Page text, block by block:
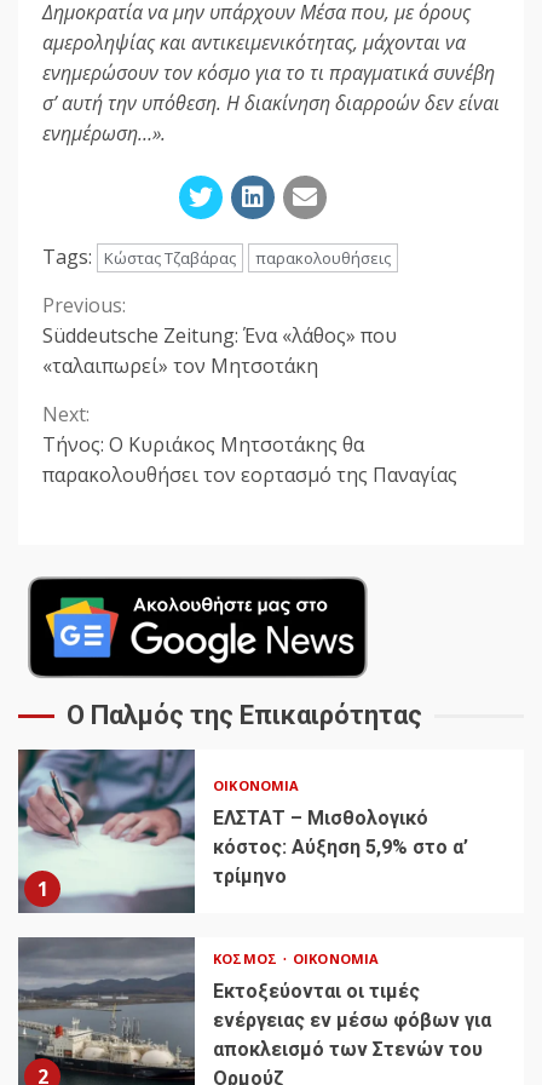
Δημοκρατία να μην υπάρχουν Μέσα που, με όρους
αμεροληψίας και αντικειμενικότητας, μάχονται να
ενημερώσουν τον κόσμο για το τι πραγματικά συνέβη
σ’ αυτή την υπόθεση. Η διακίνηση διαρροών δεν είναι
ενημέρωση…».
Tags: Κώστας Τζαβάρας παρακολουθήσεις
Continue
Reading
Previous:
Süddeutsche Zeitung: Ένα «λάθος» που
«ταλαιπωρεί» τον Μητσοτάκη
Next:
Τήνος: Ο Κυριάκος Μητσοτάκης θα
παρακολουθήσει τον εορτασμό της Παναγίας
Ο Παλμός της Επικαιρότητας
1
ΟΙΚΟΝΟΜΊΑ
ΕΛΣΤΑΤ – Μισθολογικό
κόστος: Αύξηση 5,9% στο α’
τρίμηνο
2
ΚΌΣΜΟΣ ΟΙΚΟΝΟΜΊΑ
Εκτοξεύονται οι τιμές
ενέργειας εν μέσω φόβων για
αποκλεισμό των Στενών του
Ορμούζ